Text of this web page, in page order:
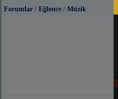
Forumlar / Eğlence / Müzik